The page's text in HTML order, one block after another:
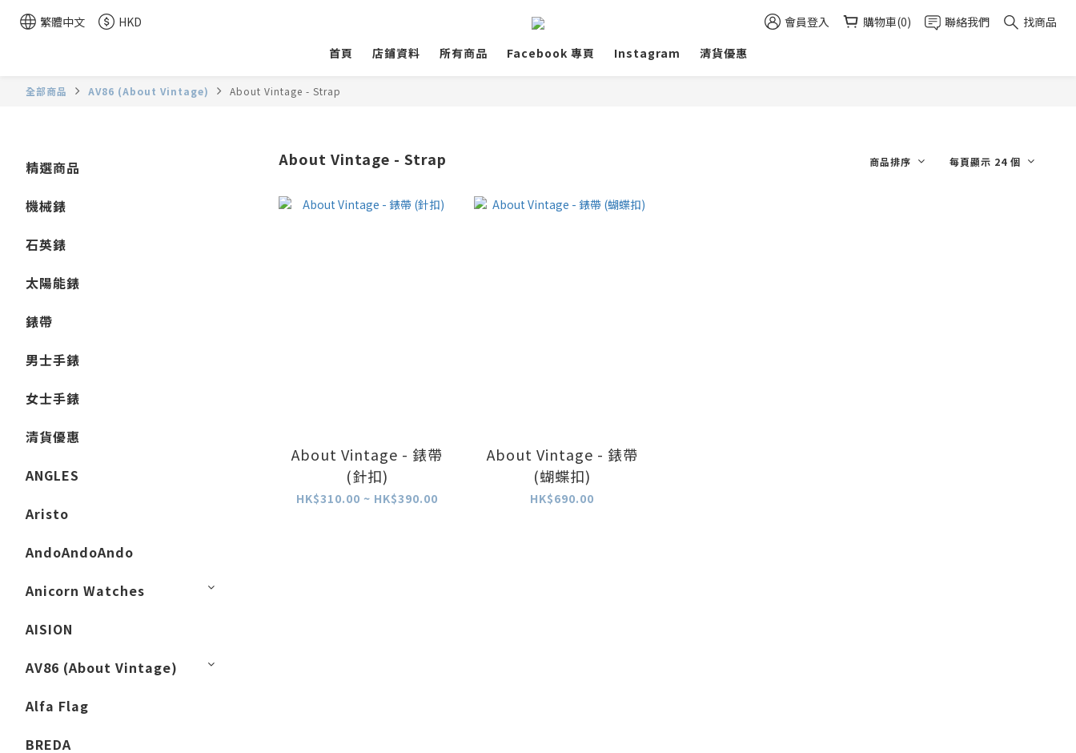
繁體中文 HKD 會員登入 購物車(0) 聯絡我們
找商品
首頁
店鋪資料 所有商品 Facebook 專頁 Instagram 清貨優惠
全部商品 AV86 (About Vintage) About Vintage - Strap
精選商品
機械錶
石英錶
太陽能錶
錶帶
男士手錶
女士手錶
清貨優惠
ANGLES
Aristo
AndoAndoAndo
Anicorn Watches
AISION
AV86 (About Vintage)
Alfa Flag
BREDA
About Vintage - Strap 商品排序 每頁顯示 24 個
About Vintage - 錶帶
(針扣)
HK$310.00 ~ HK$390.00
About Vintage - 錶帶
(蝴蝶扣)
HK$690.00